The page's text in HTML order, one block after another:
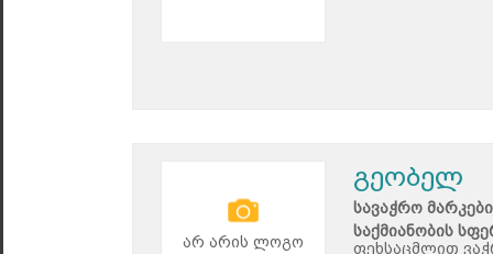
არ არის ლოგო
გეობელ
სავაჭრო
საქმიანობის
ფეხსაცმლით